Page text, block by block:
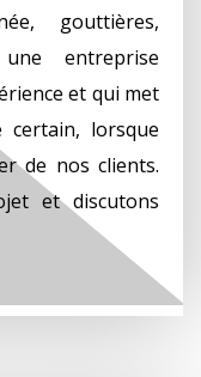
gouttières,
entreprise
et qui met
certain, lorsque
de nos clients.
et discutons